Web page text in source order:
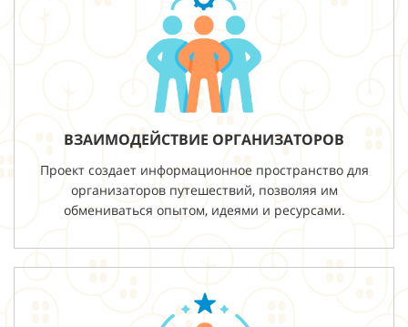
ВЗАИМОДЕЙСТВИЕ ОРГАНИЗАТОРОВ
Проект создает информационное пространство для
организаторов путешествий, позволяя им
обмениваться опытом, идеями и ресурсами.